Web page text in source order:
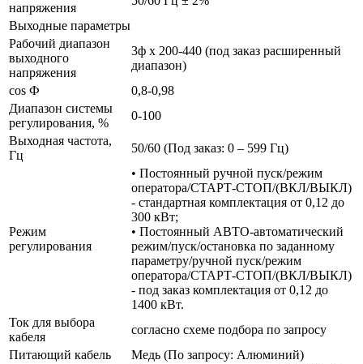
напряжения
Выходные параметры
Рабочий диапазон
выходного
напряжения
3ф х 200-440 (под заказ расширенный
диапазон)
cos Ф
0,8-0,98
Диапазон системы
регулирования, %
0-100
Выходная частота,
Гц
50/60 (Под заказ: 0 – 599 Гц)
Режим
регулирования
• Постоянный ручной пуск/режим
оператора/СТАРТ-СТОП/(ВКЛ/ВЫКЛ)
- стандартная комплектация от 0,12 до
300 кВт;
• Постоянный АВТО-автоматический
режим/пуск/остановка по заданному
параметру/ручной пуск/режим
оператора/СТАРТ-СТОП/(ВКЛ/ВЫКЛ)
- под заказ комплектация от 0,12 до
1400 кВт.
Ток для выбора
кабеля
согласно схеме подбора по запросу
Питающий кабель
Медь (По запросу: Алюминий)